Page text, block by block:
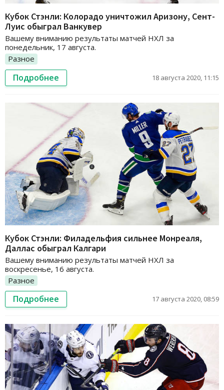
Кубок Стэнли: Колорадо уничтожил Аризону, Сент-
Луис обыграл Ванкувер
Вашему вниманию результаты матчей НХЛ за
понедельник, 17 августа.
Разное
Подробнее 18 августа 2020, 11:15
Кубок Стэнли: Филадельфия сильнее Монреаля,
Даллас обыграл Калгари
Вашему вниманию результаты матчей НХЛ за
воскресенье, 16 августа.
Разное
Подробнее 17 августа 2020, 08:59